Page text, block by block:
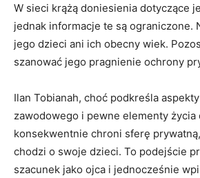
W sieci krążą doniesienia dotyczące
jednak informacje te są ograniczone.
jego dzieci ani ich obecny wiek.
szanować jego pragnienie ochrony
Ilan Tobianah, choć podkreśla
zawodowego i pewne elementy życia
konsekwentnie chroni sferę
chodzi o swoje dzieci. To podejście
szacunek jako ojca i jednocześnie